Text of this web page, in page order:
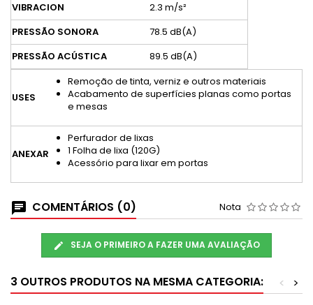
VIBRACION
2.3 m/s²
PRESSÃO SONORA
78.5 dB(A)
PRESSÃO ACÚSTICA
89.5 dB(A)
USES
Remoção de tinta, verniz e outros materiais
Acabamento de superfícies planas como portas
e mesas
ANEXAR
Perfurador de lixas
1 Folha de lixa (120G)
Acessório para lixar em portas
COMENTÁRIOS (0) Nota
SEJA O PRIMEIRO A FAZER UMA AVALIAÇÃO
3 OUTROS PRODUTOS NA MESMA CATEGORIA: >
<